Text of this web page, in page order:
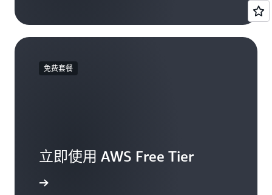
免费套餐
立即使用 AWS Free Tier